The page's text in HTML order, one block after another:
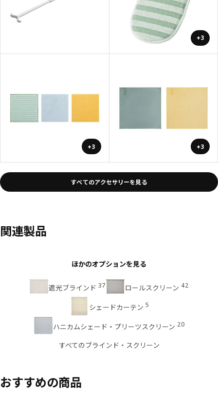
+3
+3 +3
すべてのアクセサリーを見る
関連製品
ほかのオプションを見る
遮光ブラインド 37 ロールスクリーン 42
シェードカーテン 5
ハニカムシェード・プリーツスクリーン 20
すべてのブラインド・スクリーン
おすすめの商品